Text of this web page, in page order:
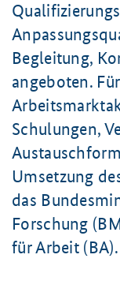
Begleitung,
angeboten.
Schulungen,
Umsetzung
das
Forschung
für Arbeit (BA).